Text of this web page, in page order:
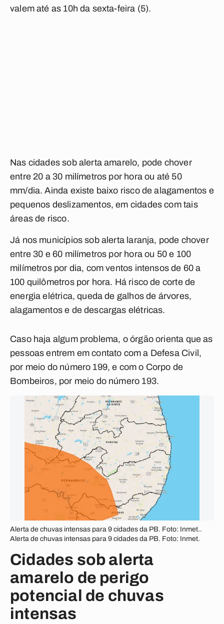
valem até as 10h da sexta-feira (5).
Nas cidades sob alerta amarelo, pode chover
entre 20 a 30 milímetros por hora ou até 50
mm/dia. Ainda existe baixo risco de alagamentos e
pequenos deslizamentos, em cidades com tais
áreas de risco.
Já nos municípios sob alerta laranja, pode chover
entre 30 e 60 milímetros por hora ou 50 e 100
milímetros por dia, com ventos intensos de 60 a
100 quilômetros por hora. Há risco de corte de
energia elétrica, queda de galhos de árvores,
alagamentos e de descargas elétricas.
Caso haja algum problema, o órgão orienta que as
pessoas entrem em contato com a Defesa Civil,
por meio do número 199, e com o Corpo de
Bombeiros, por meio do número 193.
Alerta de chuvas intensas para 9 cidades da PB. Foto: Inmet..
Alerta de chuvas intensas para 9 cidades da PB. Foto: Inmet.
Cidades sob alerta
amarelo de perigo
potencial de chuvas
intensas